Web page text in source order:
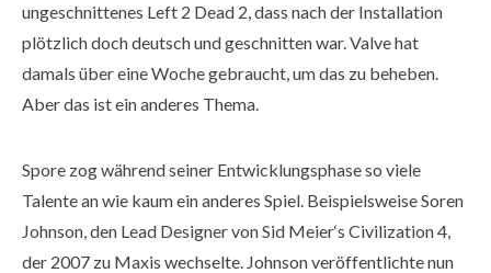
ungeschnittenes Left 2 Dead 2, dass nach der Installation
plötzlich doch deutsch und geschnitten war. Valve hat
damals über eine Woche gebraucht, um das zu beheben.
Aber das ist ein anderes Thema.
Spore zog während seiner Entwicklungsphase so viele
Talente an wie kaum ein anderes Spiel. Beispielsweise Soren
Johnson, den Lead Designer von Sid Meier‘s Civilization 4,
der 2007 zu Maxis wechselte. Johnson veröffentlichte nun